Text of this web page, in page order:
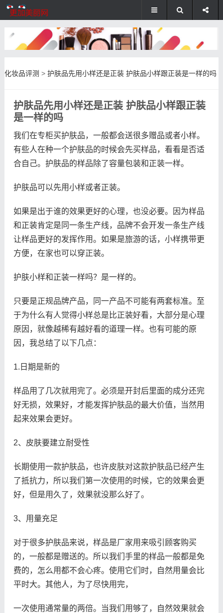
化妆品评测 > 护肤品先用小样还是正装 护肤品小样跟正装是一样的吗
护肤品先用小样还是正装 护肤品小样跟正装
是一样的吗
我们在专柜买护肤品，一般都会送很多赠品或者小样。
有些人在种一个护肤品的时候会先买样品，看看是否适
合自己。护肤品的样品除了容量包装和正装一样。
护肤品可以先用小样或者正装。
如果是出于谁的效果更好的心理，也没必要。因为样品
和正装肯定是同一条生产线，品牌不会开发一条生产线
让样品更好的发挥作用。如果是旅游的话，小样携带更
方便，在家也可以穿正装。
护肤小样和正装一样吗？是一样的。
只要是正规品牌产品，同一产品不可能有两套标准。至
于为什么有人觉得小样总是比正装好看，大部分是心理
原因，就像越稀有越好看的道理一样。也有可能的原
因，我总结了以下几点：
1.日期是新的
样品用了几次就用完了。必须是开封后里面的成分还完
好无损，效果好，才能发挥护肤品的最大价值，当然用
起来效果会更好。
2、皮肤要建立耐受性
长期使用一款护肤品，也许皮肤对这款护肤品已经产生
了抵抗力，所以我们第一次使用的时候，它的效果会更
好，但是用久了，效果就没那么好了。
3、用量充足
对于很多护肤品来说，样品是厂家用来吸引顾客购买
的，一般都是赠送的。所以我们手里的样品一般都是免
费的，怎么用都不会心疼。使用它们时，自然用量会比
平时大。其他人，为了尽快用完，
一次使用通常量的两倍。当我们用够了，自然效果就会